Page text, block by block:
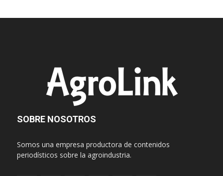
SOBRE NOSOTROS
Somos una empresa productora de contenidos
periodísticos sobre la agroindustria.